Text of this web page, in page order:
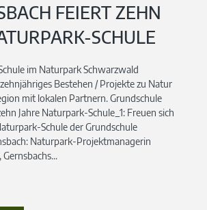
FEIERT ZEHN
SCHULE
im Naturpark Schwarzwald
Bestehen / Projekte zu Natur
mit lokalen Partnern. Grundschule
Jahre Naturpark-Schule_1: Freuen sich
Schule der Grundschule
Naturpark-Projektmanagerin